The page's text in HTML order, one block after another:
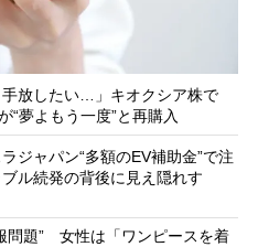
手放したい…」キオクシア株で
“夢よもう一度”と再購入
ジャパン“多額のEV補助金”で注
ル続発の背後に見え隠れす
問題” 女性は「ワンピースを着